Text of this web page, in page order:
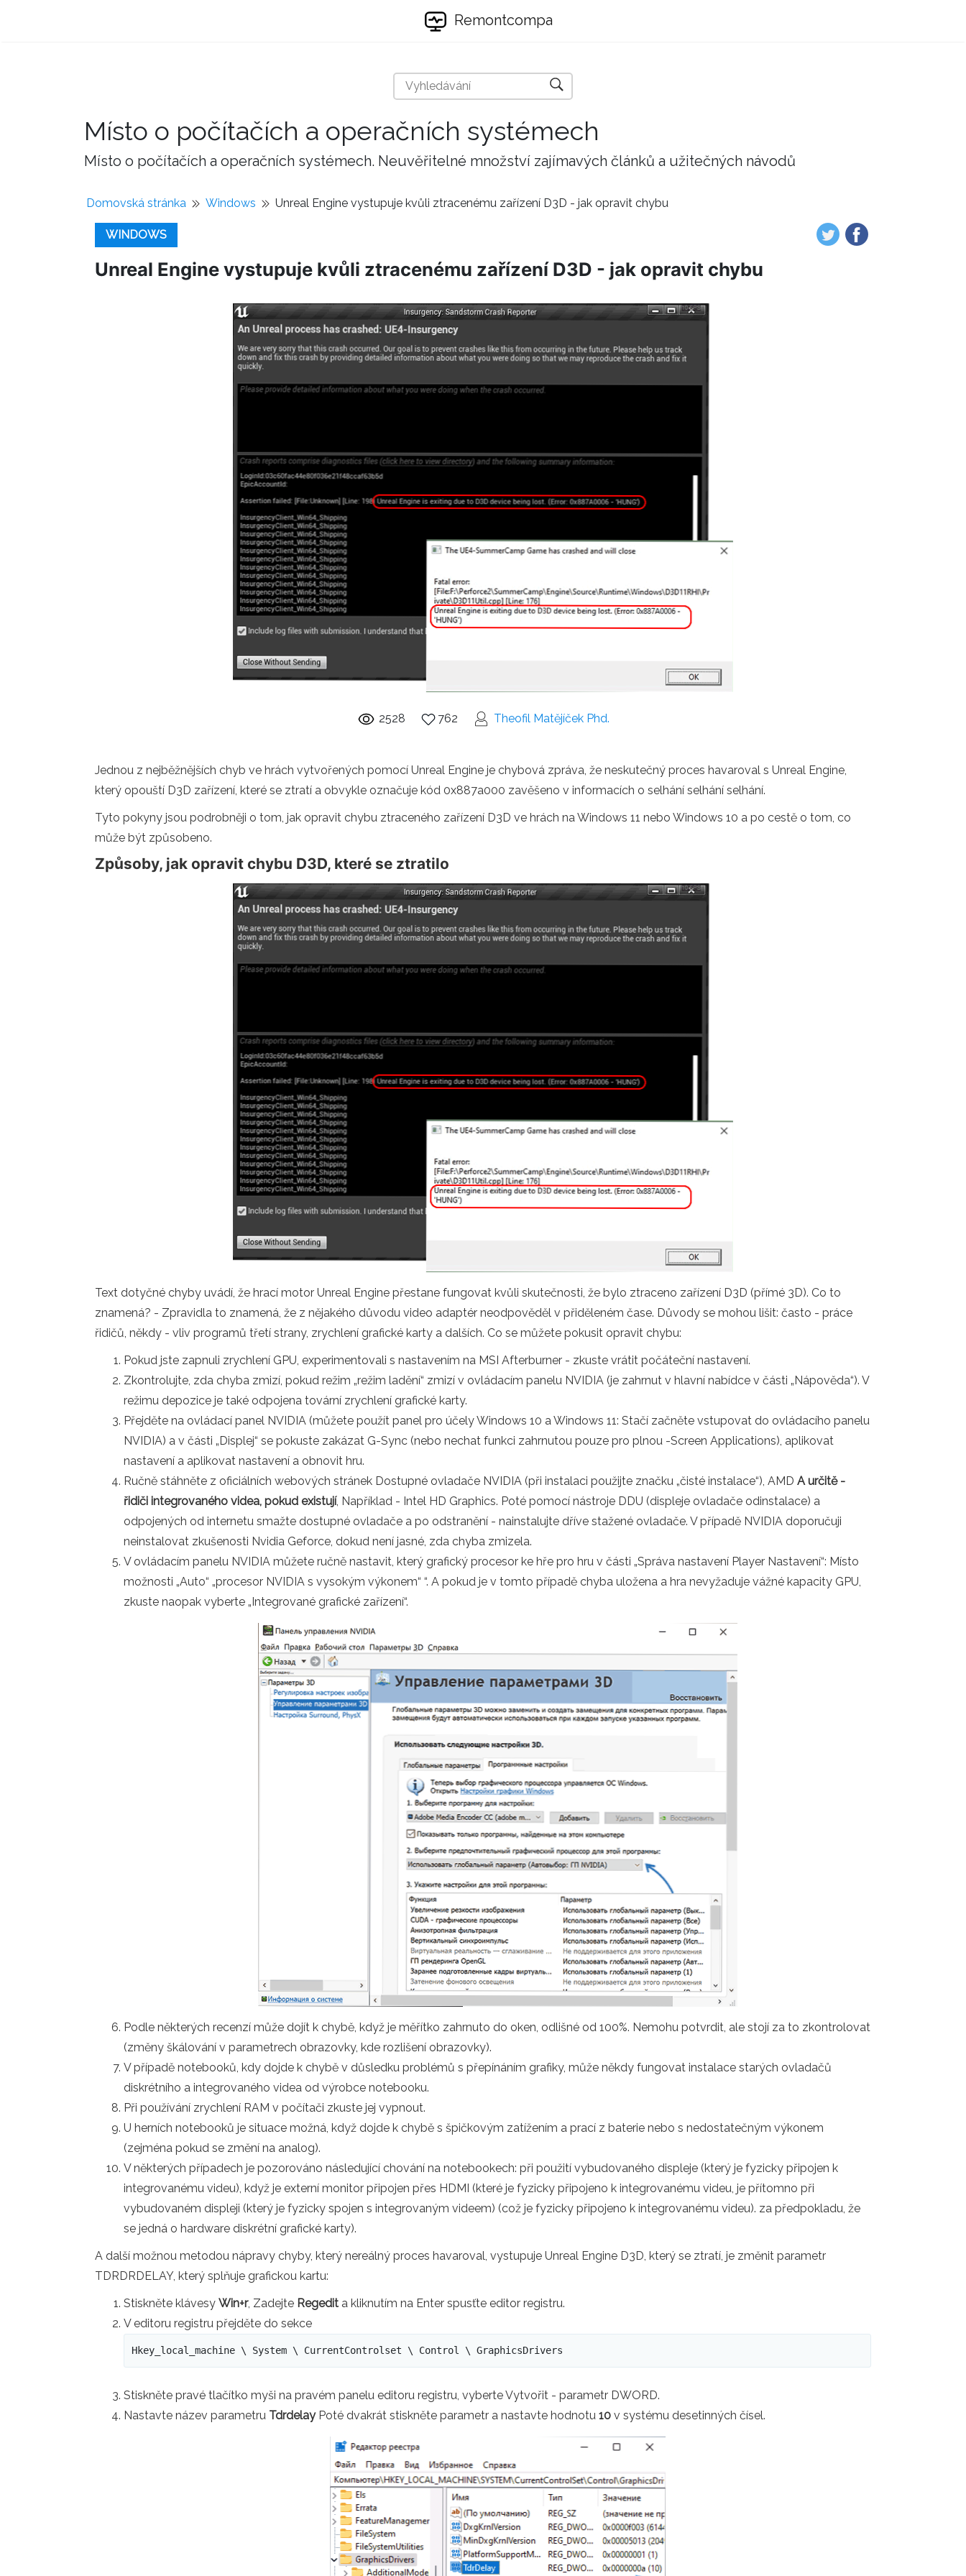
Remontcompa
Místo o počítačích a operačních systémech
Místo o počítačích a operačních systémech. Neuvěřitelné množství zajímavých článků a užitečných návodů
Domovská stránka Windows Unreal Engine vystupuje kvůli ztracenému zařízení D3D - jak opravit chybu
WINDOWS
Unreal Engine vystupuje kvůli ztracenému zařízení D3D - jak opravit chybu
2528 762 Theofil Matějíček Phd.
Jednou z nejběžnějších chyb ve hrách vytvořených pomocí Unreal Engine je chybová zpráva, že neskutečný proces havaroval s Unreal Engine,
který opouští D3D zařízení, které se ztratí a obvykle označuje kód 0x887a000 zavěšeno v informacích o selhání selhání selhání.
Tyto pokyny jsou podrobněji o tom, jak opravit chybu ztraceného zařízení D3D ve hrách na Windows 11 nebo Windows 10 a po cestě o tom, co
může být způsobeno.
Způsoby, jak opravit chybu D3D, které se ztratilo
Text dotyčné chyby uvádí, že hrací motor Unreal Engine přestane fungovat kvůli skutečnosti, že bylo ztraceno zařízení D3D (přímé 3D). Co to
znamená? - Zpravidla to znamená, že z nějakého důvodu video adaptér neodpověděl v přiděleném čase. Důvody se mohou lišit: často - práce
řidičů, někdy - vliv programů třetí strany, zrychlení grafické karty a dalších. Co se můžete pokusit opravit chybu:
Pokud jste zapnuli zrychlení GPU, experimentovali s nastavením na MSI Afterburner - zkuste vrátit počáteční nastavení.
Zkontrolujte, zda chyba zmizí, pokud režim „režim ladění“ zmizí v ovládacím panelu NVIDIA (je zahrnut v hlavní nabídce v části „Nápověda“). V
režimu depozice je také odpojena tovární zrychlení grafické karty.
Přejděte na ovládací panel NVIDIA (můžete použít panel pro účely Windows 10 a Windows 11: Stačí začněte vstupovat do ovládacího panelu
NVIDIA) a v části „Displej“ se pokuste zakázat G-Sync (nebo nechat funkci zahrnutou pouze pro plnou -Screen Applications), aplikovat
nastavení a aplikovat nastavení a obnovit hru.
Ručně stáhněte z oficiálních webových stránek Dostupné ovladače NVIDIA (při instalaci použijte značku „čisté instalace“), AMD A určitě -
řidiči integrovaného videa, pokud existují, Například - Intel HD Graphics. Poté pomocí nástroje DDU (displeje ovladače odinstalace) a
odpojených od internetu smažte dostupné ovladače a po odstranění - nainstalujte dříve stažené ovladače. V případě NVIDIA doporučuji
neinstalovat zkušenosti Nvidia Geforce, dokud není jasné, zda chyba zmizela.
V ovládacím panelu NVIDIA můžete ručně nastavit, který grafický procesor ke hře pro hru v části „Správa nastavení Player Nastavení“: Místo
možnosti „Auto“ „procesor NVIDIA s vysokým výkonem“ “. A pokud je v tomto případě chyba uložena a hra nevyžaduje vážné kapacity GPU,
zkuste naopak vyberte „Integrované grafické zařízení“.
Podle některých recenzí může dojít k chybě, když je měřítko zahrnuto do oken, odlišné od 100%. Nemohu potvrdit, ale stojí za to zkontrolovat
(změny škálování v parametrech obrazovky, kde rozlišení obrazovky).
V případě notebooků, kdy dojde k chybě v důsledku problémů s přepínáním grafiky, může někdy fungovat instalace starých ovladačů
diskrétního a integrovaného videa od výrobce notebooku.
Při používání zrychlení RAM v počítači zkuste jej vypnout.
U herních notebooků je situace možná, když dojde k chybě s špičkovým zatížením a prací z baterie nebo s nedostatečným výkonem
(zejména pokud se změní na analog).
V některých případech je pozorováno následující chování na notebookech: při použití vybudovaného displeje (který je fyzicky připojen k
integrovanému videu), když je externí monitor připojen přes HDMI (které je fyzicky připojeno k integrovanému videu, je přítomno při
vybudovaném displeji (který je fyzicky spojen s integrovaným videem) (což je fyzicky připojeno k integrovanému videu). za předpokladu, že
se jedná o hardware diskrétní grafické karty).
A další možnou metodou nápravy chyby, který nereálný proces havaroval, vystupuje Unreal Engine D3D, který se ztratí, je změnit parametr
TDRDRDELAY, který splňuje grafickou kartu:
Stiskněte klávesy Win+r, Zadejte Regedit a kliknutím na Enter spusťte editor registru.
V editoru registru přejděte do sekce
Hkey_local_machine \ System \ CurrentControlset \ Control \ GraphicsDrivers
Stiskněte pravé tlačítko myši na pravém panelu editoru registru, vyberte Vytvořit - parametr DWORD.
Nastavte název parametru TdrdelayPoté dvakrát stiskněte parametr a nastavte hodnotu 10 v systému desetinných čísel.